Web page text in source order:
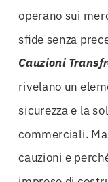
operano sui
sfide senza
Cauzioni
rivelano un
sicurezza e la
commerciali.
cauzioni e